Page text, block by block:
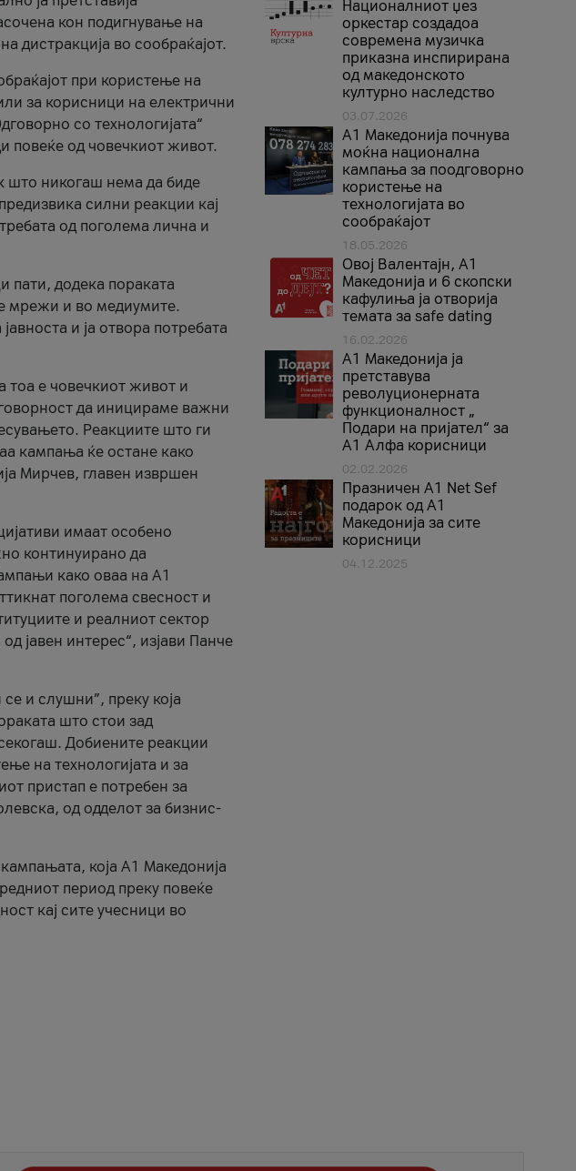
кон подигнување на
дистракција во сообраќајот.
при користење на
за корисници на електрични
со технологијата“
повеќе од човечкиот живот.
што никогаш нема да биде
силни реакции кај
од поголема лична и
пати, додека пораката
мрежи и во медиумите.
и ја отвора потребата
тоа е човечкиот живот и
да иницираме важни
Реакциите што ги
кампања ќе остане како
Мирчев, главен извршен
имаат особено
континуирано да
како оваа на A1
поголема свесност и
и реалниот сектор
јавен интерес“, изјави Панче
и слушни”, преку која
што стои зад
Добиените реакции
на технологијата и за
пристап е потребен за
од одделот за бизнис-
која A1 Македонија
период преку повеќе
кај сите учесници во
Националниот џез
оркестар создадоа
современа музичка
приказна инспирирана
од македонското
културно наследство
03.07.2026
A1 Македонија почнува
моќна национална
кампања за поодговорно
користење на
технологијата во
сообраќајот
18.05.2026
Овој Валентајн, A1
Македонија и 6 скопски
кафулиња ја отворија
темата за safe dating
16.02.2026
А1 Македонија ја
претставува
револуционерната
функционалност „
Подари на пријател“ за
А1 Алфа корисници
02.02.2026
Празничен A1 Net Sеf
подарок од А1
Македонија за сите
корисници
04.12.2025